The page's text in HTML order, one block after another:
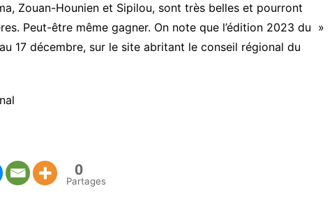
Zouan-Hounien et Sipilou, sont très belles et pourront
Peut-être même gagner. On note que l’édition 2023 du »
17 décembre, sur le site abritant le conseil régional du
0
Partages